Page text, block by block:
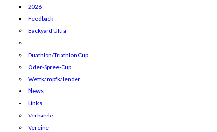
2026
Feedback
Backyard Ultra
==================
Duathlon/Triathlon Cup
Oder-Spree-Cup
Wettkampfkalender
News
Links
Verbände
Vereine